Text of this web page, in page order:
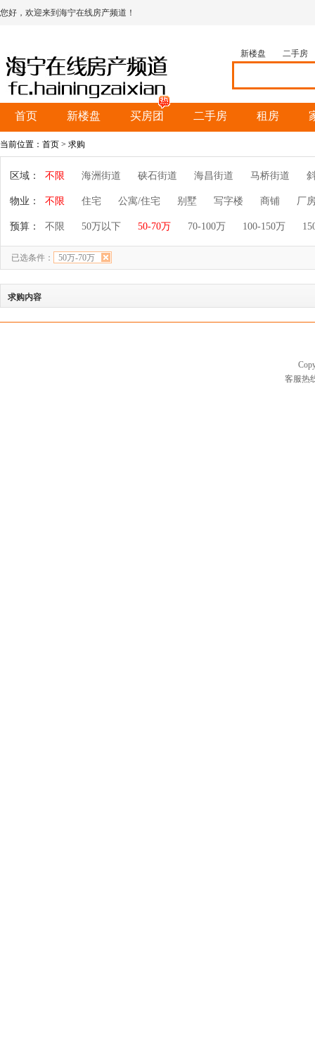
您好，欢迎来到海宁在线房产频道！
新楼盘 二手房
首页 新楼盘 买房团 二手房 租房
当前位置： 首页 > 求购
区域： 不限 海洲街道 硖石街道 海昌街道 马桥街道
物业： 不限 住宅 公寓/住宅 别墅 写字楼 商铺 厂
预算： 不限 50万以下 50-70万 70-100万 100-150万
已选条件： 50万-70万
求购内容
客服热